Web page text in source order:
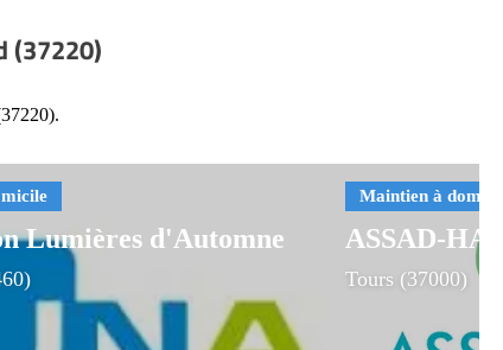
(37220)
Lumières d'Automne ASSAD-
Tours (37000)